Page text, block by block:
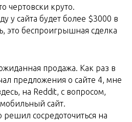
чертовски круто.
у сайта будет более $3000 в
это беспроигрышная сделка
продажа. Как раз в
предложения о сайте 4, мне
на Reddit, с вопросом,
сайт.
решил сосредоточиться на